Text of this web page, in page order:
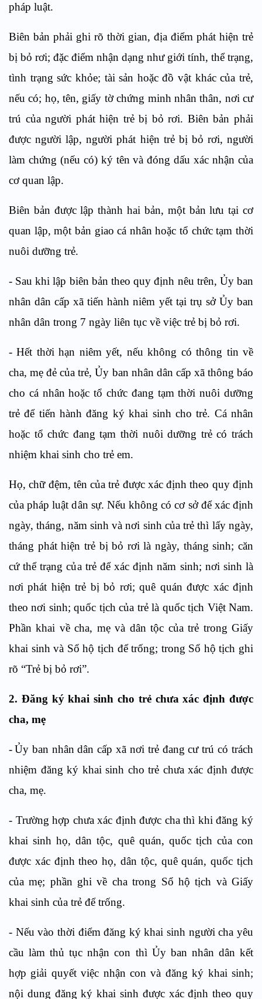
pháp luật.
Biên bản phải ghi rõ thời gian, địa điểm phát hiện trẻ
bị bỏ rơi; đặc điểm nhận dạng như giới tính, thể trạng,
tình trạng sức khỏe; tài sản hoặc đồ vật khác của trẻ,
nếu có; họ, tên, giấy tờ chứng minh nhân thân, nơi cư
trú của người phát hiện trẻ bị bỏ rơi. Biên bản phải
được người lập, người phát hiện trẻ bị bỏ rơi, người
làm chứng (nếu có) ký tên và đóng dấu xác nhận của
cơ quan lập.
Biên bản được lập thành hai bản, một bản lưu tại cơ
quan lập, một bản giao cá nhân hoặc tổ chức tạm thời
nuôi dưỡng trẻ.
- Sau khi lập biên bản theo quy định nêu trên, Ủy ban
nhân dân cấp xã tiến hành niêm yết tại trụ sở Ủy ban
nhân dân trong 7 ngày liên tục về việc trẻ bị bỏ rơi.
- Hết thời hạn niêm yết, nếu không có thông tin về
cha, mẹ đẻ của trẻ, Ủy ban nhân dân cấp xã thông báo
cho cá nhân hoặc tổ chức đang tạm thời nuôi dưỡng
trẻ để tiến hành đăng ký khai sinh cho trẻ. Cá nhân
hoặc tổ chức đang tạm thời nuôi dưỡng trẻ có trách
nhiệm khai sinh cho trẻ em.
Họ, chữ đệm, tên của trẻ được xác định theo quy định
của pháp luật dân sự. Nếu không có cơ sở để xác định
ngày, tháng, năm sinh và nơi sinh của trẻ thì lấy ngày,
tháng phát hiện trẻ bị bỏ rơi là ngày, tháng sinh; căn
cứ thể trạng của trẻ để xác định năm sinh; nơi sinh là
nơi phát hiện trẻ bị bỏ rơi; quê quán được xác định
theo nơi sinh; quốc tịch của trẻ là quốc tịch Việt Nam.
Phần khai về cha, mẹ và dân tộc của trẻ trong Giấy
khai sinh và Sổ hộ tịch để trống; trong Sổ hộ tịch ghi
rõ “Trẻ bị bỏ rơi”.
2. Đăng ký khai sinh cho trẻ chưa xác định được
cha, mẹ
-Ủy ban nhân dân cấp xã nơi trẻ đang cư trú có trách
nhiệm đăng ký khai sinh cho trẻ chưa xác định được
cha, mẹ.
- Trường hợp chưa xác định được cha thì khi đăng ký
khai sinh họ, dân tộc, quê quán, quốc tịch của con
được xác định theo họ, dân tộc, quê quán, quốc tịch
của mẹ; phần ghi về cha trong Sổ hộ tịch và Giấy
khai sinh của trẻ để trống.
- Nếu vào thời điểm đăng ký khai sinh người cha yêu
cầu làm thủ tục nhận con thì Ủy ban nhân dân kết
hợp giải quyết việc nhận con và đăng ký khai sinh;
nội dung đăng ký khai sinh được xác định theo quy